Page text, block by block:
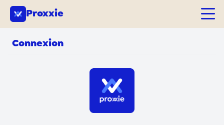
Proxxie
Connexion